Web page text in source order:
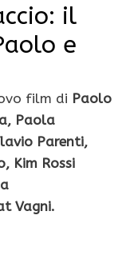
il
e
film di Paolo
Paola
Parenti,
Kim Rossi
Vagni.